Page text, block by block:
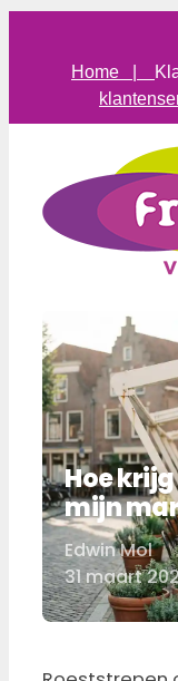
Home |
Hoe
mijn
Door
Edwin Mol
31 maart